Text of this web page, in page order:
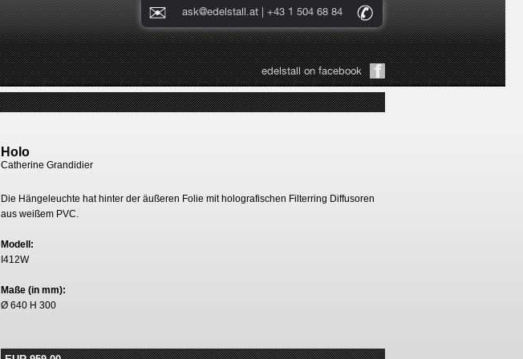
ask@edelstall.at| +43 1 504 68 84
edelstall on facebook
Holo
Catherine Grandidier
Die Hängeleuchte hat hinter der äußeren Folie mit holografischen Filterring Diffusoren
aus weißem PVC.
Modell:
I412W
Maße (in mm):
Ø 640 H 300